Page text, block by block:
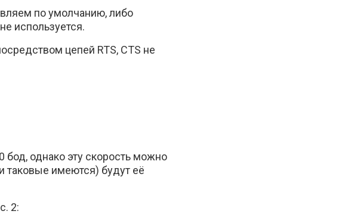
по умолчанию, либо
используется.
цепей RTS, CTS не
бод, однако эту скорость можно
таковые имеются) будут её
2: